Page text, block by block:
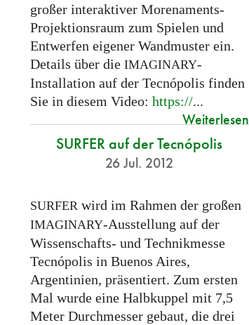
großer interaktiver Morenaments-
Projektionsraum zum Spielen und
Entwerfen eigener Wandmuster ein.
Details über die IMAGINARY-
Installation auf der Tecnópolis finden
Sie in diesem Video: https://...
Weiterlesen
SURFER auf der Tecnópolis
26 Jul. 2012
SURFER wird im Rahmen der großen
IMAGINARY-Ausstellung auf der
Wissenschafts- und Technikmesse
Tecnópolis in Buenos Aires,
Argentinien, präsentiert. Zum ersten
Mal wurde eine Halbkuppel mit 7,5
Meter Durchmesser gebaut, die drei